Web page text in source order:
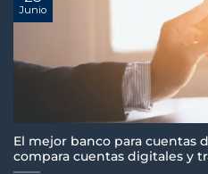
El mejor banco para cuentas
compara cuentas digitales y
Junio